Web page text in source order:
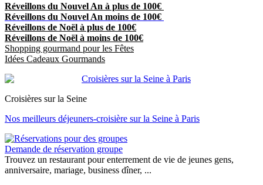
Réveillons du Nouvel An à plus de 100€
Réveillons du Nouvel An moins de 100€
Réveillons de Noël à plus de 100€
Réveillons de Noël à moins de 100€
Shopping gourmand pour les Fêtes
Idées Cadeaux Gourmands
Croisières sur la Seine
Nos meilleurs déjeuners-croisière sur la Seine à Paris
Demande de réservation groupe
Trouvez un restaurant pour enterrement de vie de jeunes gens,
anniversaire, mariage, business dîner, ...